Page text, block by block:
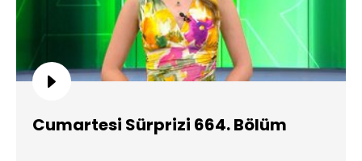
Cumartesi Sürprizi 664. Bölüm